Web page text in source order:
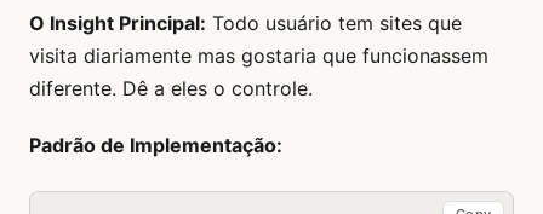
O Insight Principal: Todo usuário tem sites que
visita diariamente mas gostaria que funcionassem
diferente. Dê a eles o controle.
Padrão de Implementação: